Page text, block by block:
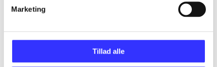
Marketing
Tillad alle
...
...